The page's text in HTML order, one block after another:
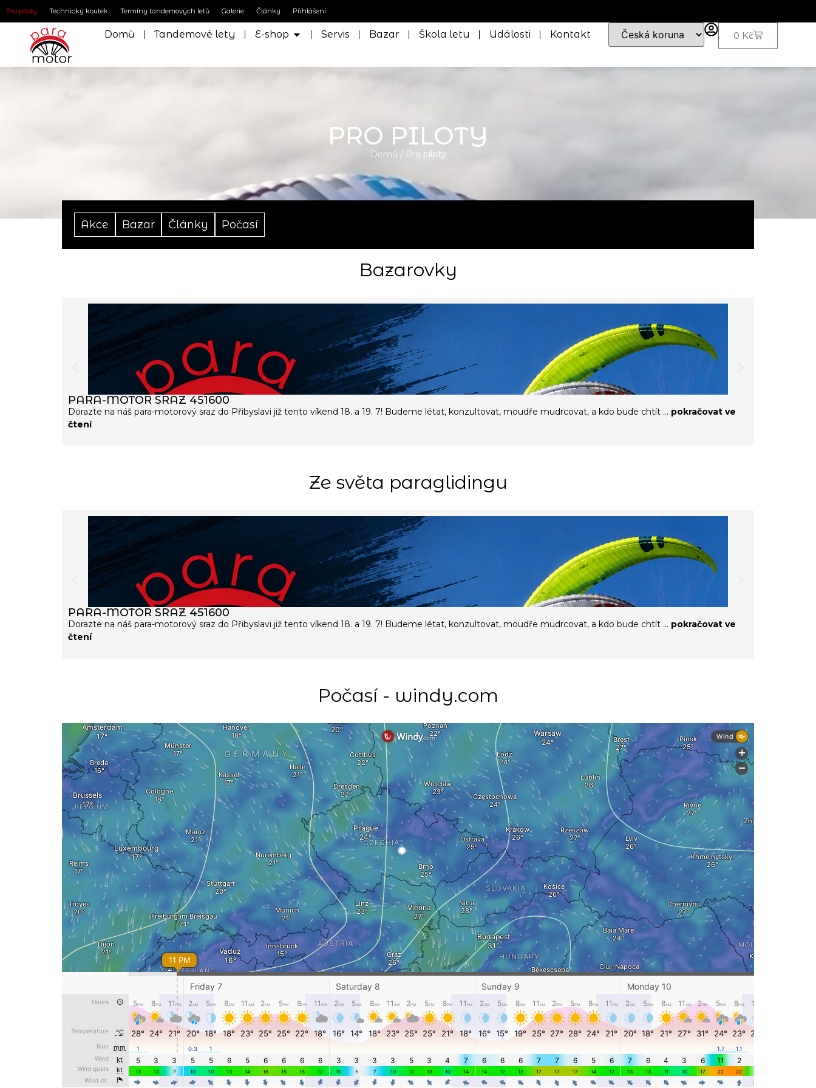
Pro piloty Technický koutek Termíny tandemových letů Galerie Články Přihlášení
Domů Tandemové lety E-shop Servis Bazar Škola letu Události Kontakt 0 Kč
PRO PILOTY
Domů / Pro piloty
Akce Bazar Články Počasí
Bazarovky
PARA-MOTOR SRAZ 451600
Dorazte na náš para-motorový sraz do Přibyslavi již tento víkend 18. a 19. 7! Budeme létat, konzultovat, moudře mudrcovat, a kdo bude chtít ... pokračovat ve
čtení
Ze světa paraglidingu
PARA-MOTOR SRAZ 451600
Dorazte na náš para-motorový sraz do Přibyslavi již tento víkend 18. a 19. 7! Budeme létat, konzultovat, moudře mudrcovat, a kdo bude chtít ... pokračovat ve
čtení
Počasí - windy.com